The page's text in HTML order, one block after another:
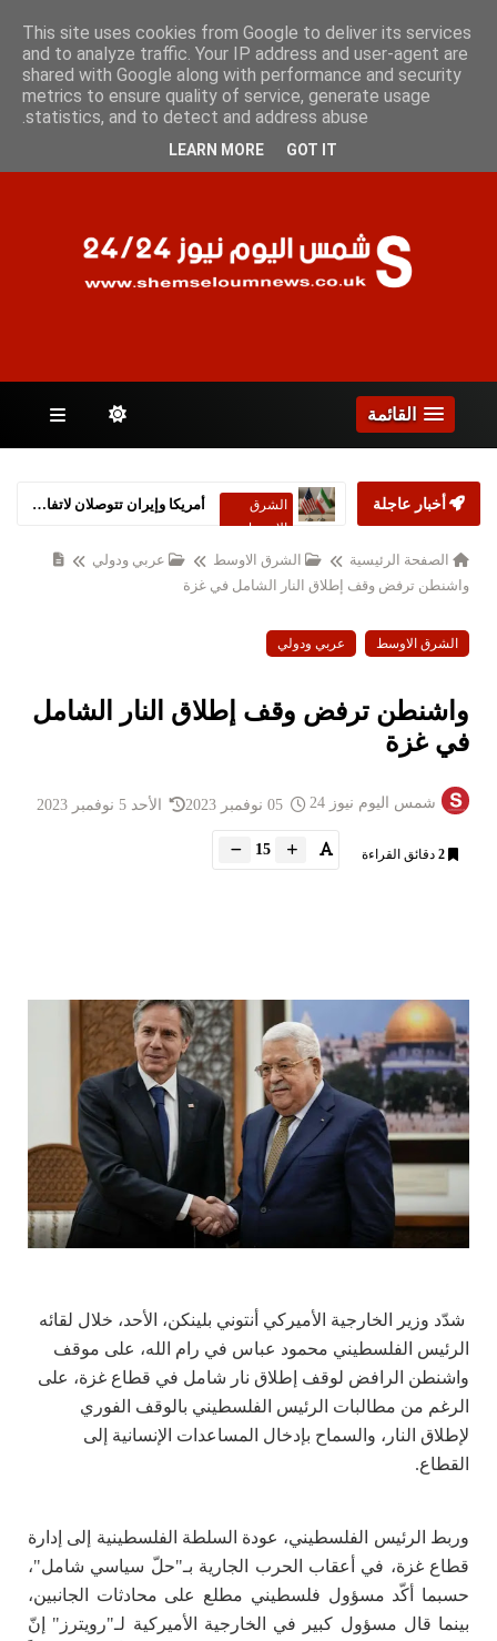
الخميس 6 أغسطس 2026
الصفحات
القائمة
أخبار عاجلة
الشرق
الاوسط
أمريكا وإيران تتوصلان لاتفاق سلام شامل
الصفحة الرئيسية الشرق الاوسط
عربي ودولي
واشنطن ترفض وقف إطلاق النار الشامل في غزة
الشرق الاوسط عربي ودولي
واشنطن ترفض وقف إطلاق النار الشامل
في غزة
شمس اليوم نيوز 24 الأحد 5 نوفمبر 2023
2 دقائق القراءة 15
شدّد وزير الخارجية الأميركي أنتوني بلينكن، الأحد، خلال لقائه
الرئيس الفلسطيني محمود عباس في رام الله، على موقف
واشنطن الرافض لوقف إطلاق نار شامل في قطاع غزة، على
الرغم من مطالبات الرئيس الفلسطيني بالوقف الفوري
لإطلاق النار، والسماح بإدخال المساعدات الإنسانية إلى
القطاع.
وربط الرئيس الفلسطيني، عودة السلطة الفلسطينية إلى إدارة
قطاع غزة، في أعقاب الحرب الجارية بـ"حلّ سياسي شامل"،
حسبما أكّد مسؤول فلسطيني مطلع على محادثات الجانبين،
بينما قال مسؤول كبير في الخارجية الأميركية لـ"رويترز" إنّ
This site uses cookies from Google to deliver its services
and to analyze traffic. Your IP address and user-agent are
shared with Google along with performance and security
metrics to ensure quality of service, generate usage
statistics, and to detect and address abuse.
LEARN MORE GOT IT